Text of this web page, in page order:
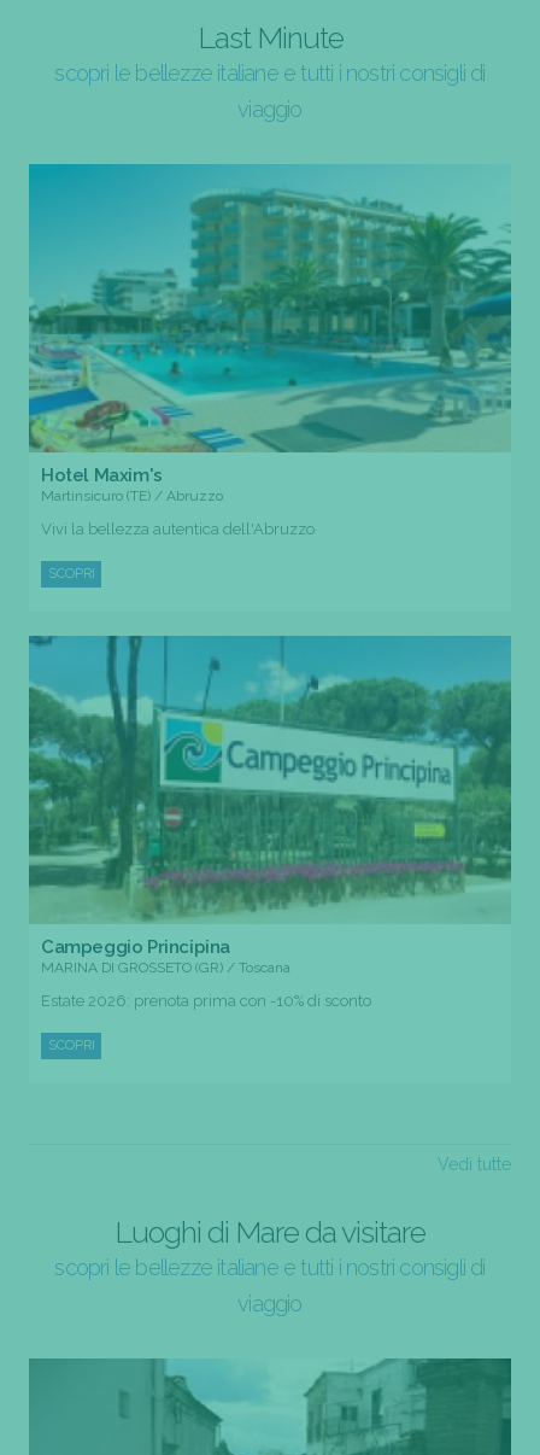
Last Minute
scopri le bellezze italiane e tutti i nostri consigli di
viaggio
Hotel Maxim's
Martinsicuro (TE) / Abruzzo
Vivi la bellezza autentica dell'Abruzzo
SCOPRI
Campeggio Principina
MARINA DI GROSSETO (GR) / Toscana
Estate 2026: prenota prima con -10% di sconto
SCOPRI
Vedi tutte
Luoghi di Mare da visitare
scopri le bellezze italiane e tutti i nostri consigli di
viaggio